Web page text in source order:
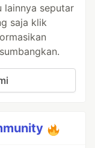
lainnya seputar
saja klik